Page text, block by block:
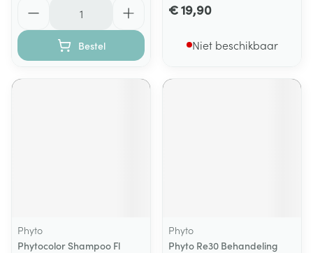
Bestel
€ 19,90
Niet beschikbaar
Phyto
Phytocolor Shampoo Fl
Phyto
Phyto Re30 Behandeling